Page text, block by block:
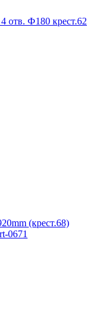
Ф180 крест.62
(крест.68)
0671